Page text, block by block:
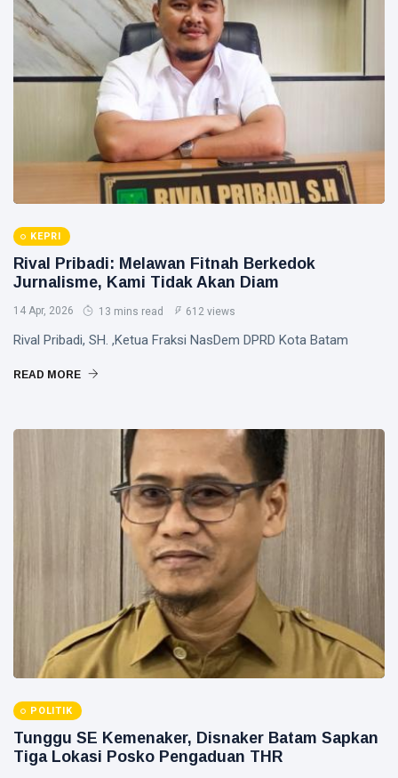
Tewas di
Pekanbaru
Siak Sri Indrapura
Prabowo Subianto
Pekanbaru
Pilkada 2024
Donald Trump
PT IKPP Perawang
Politik
PSSI
KEPRI
Rival Pribadi: Melawan Fitnah Berkedok
Jurnalisme, Kami Tidak Akan Diam
14 Apr, 2026 13 mins read 612 views
Rival Pribadi, SH. ,Ketua Fraksi NasDem DPRD Kota Batam
READ MORE
POLITIK
Tunggu SE Kemenaker, Disnaker Batam Sapkan
Tiga Lokasi Posko Pengaduan THR